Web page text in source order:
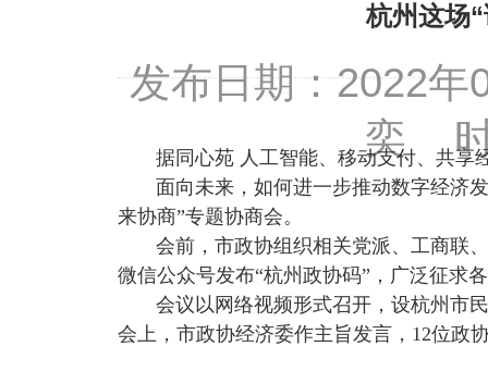
杭州这场
发布日期：2022
奕 时
据同心苑 人工智能、移动支付、共
面向未来，如何进一步推动数字经济
来协商”专题协商会。
会前，市政协组织相关党派、工商联
微信公众号发布“杭州政协码”，广泛征求
会议以网络视频形式召开，设杭州市
会上，市政协经济委作主旨发言， 12位政